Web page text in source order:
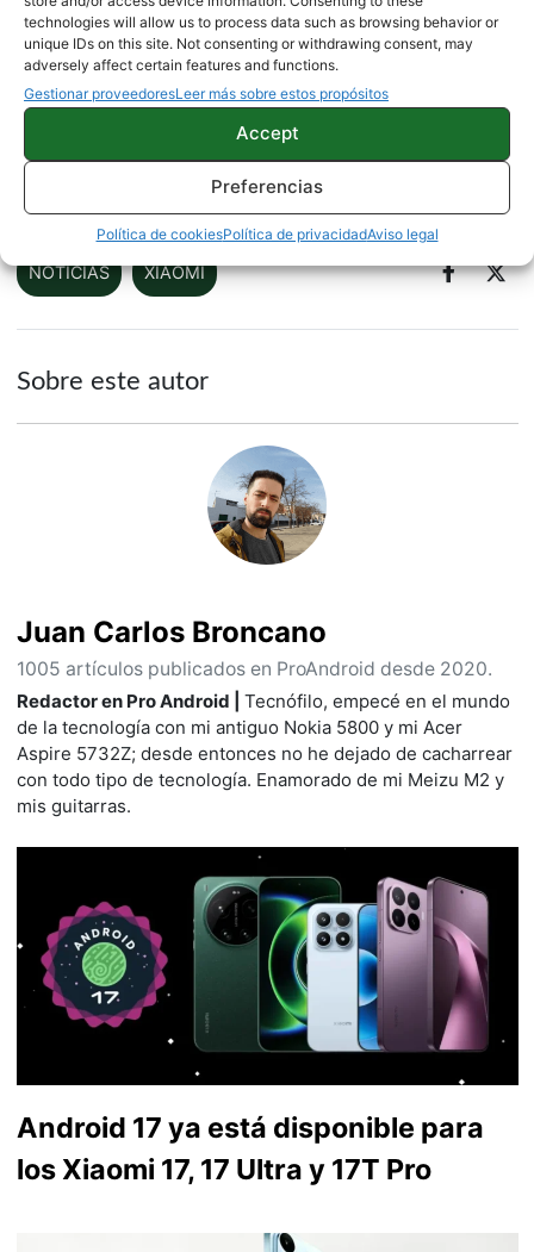
technologies will allow us to process data such as browsing behavior or
unique IDs on this site. Not consenting or withdrawing consent, may
adversely affect certain features and functions.
Gestionar proveedoresLeer más sobre estos propósitos
Accept
Preferencias
Política de cookiesPolítica de privacidadAviso legal
Se abre el plazo de registro de la beta de MIUI 10
para algunos smartphones de Xiaomi y te
enseñamos cómo acceder
NOTICIAS XIAOMI
Sobre este autor
Juan Carlos Broncano
1005 artículos publicados en ProAndroid desde 2020.
Redactor en Pro Android | Tecnófilo, empecé en el mundo
de la tecnología con mi antiguo Nokia 5800 y mi Acer
Aspire 5732Z; desde entonces no he dejado de cacharrear
con todo tipo de tecnología. Enamorado de mi Meizu M2 y
mis guitarras.
Android 17 ya está disponible para
los Xiaomi 17, 17 Ultra y 17T Pro